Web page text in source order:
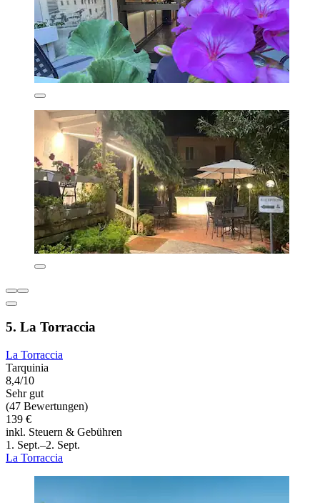
5. La Torraccia
La Torraccia
Tarquinia
8,4/10
Sehr gut
(47 Bewertungen)
139 €
inkl. Steuern & Gebühren
1. Sept.–2. Sept.
La Torraccia